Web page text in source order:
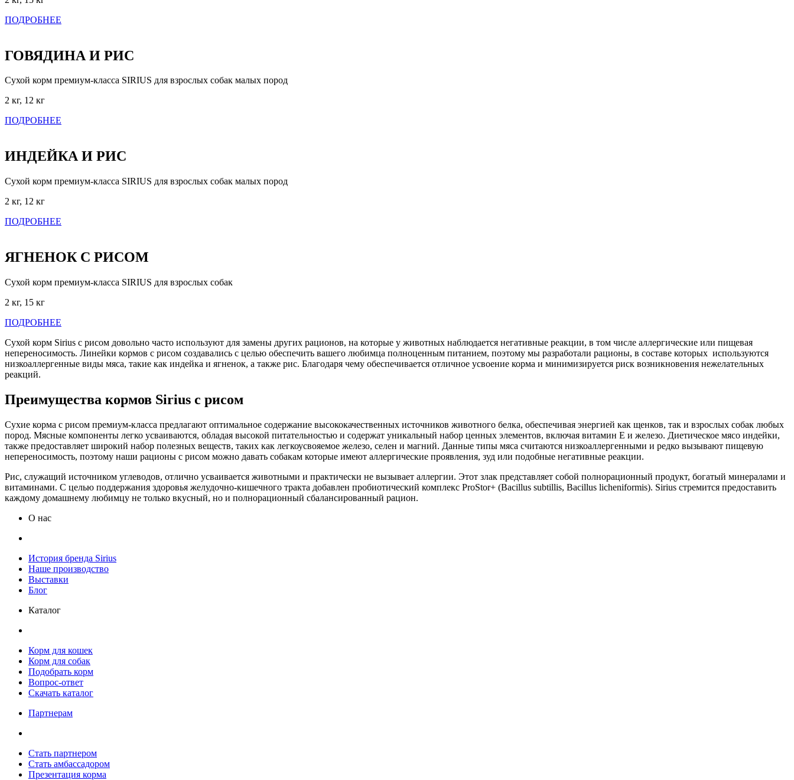
ПОДРОБНЕЕ
ГОВЯДИНА И РИС
Сухой корм премиум-класса SIRIUS для взрослых собак малых пород
2 кг, 12 кг
ПОДРОБНЕЕ
ИНДЕЙКА И РИС
Сухой корм премиум-класса SIRIUS для взрослых собак малых пород
2 кг, 12 кг
ПОДРОБНЕЕ
ЯГНЕНОК С РИСОМ
Сухой корм премиум-класса SIRIUS для взрослых собак
2 кг, 15 кг
ПОДРОБНЕЕ
Сухой корм Sirius с рисом довольно часто используют для замены других рационов, на которые у животных наблюдается негативные реакции, в том числе аллергические или пищевая
непереносимость. Линейки кормов с рисом создавались с целью обеспечить вашего любимца полноценным питанием, поэтому мы разработали рационы, в составе которых используются
низкоаллергенные виды мяса, такие как индейка и ягненок, а также рис. Благодаря чему обеспечивается отличное усвоение корма и минимизируется риск возникновения нежелательных
реакций.
Преимущества кормов Sirius с рисом
Сухие корма с рисом премиум-класса предлагают оптимальное содержание высококачественных источников животного белка, обеспечивая энергией как щенков, так и взрослых собак любых
пород. Мясные компоненты легко усваиваются, обладая высокой питательностью и содержат уникальный набор ценных элементов, включая витамин E и железо. Диетическое мясо индейки,
также предоставляет широкий набор полезных веществ, таких как легкоусвояемое железо, селен и магний. Данные типы мяса считаются низкоаллергенными и редко вызывают пищевую
непереносимость, поэтому наши рационы с рисом можно давать собакам которые имеют аллергические проявления, зуд или подобные негативные реакции.
Рис, служащий источником углеводов, отлично усваивается животными и практически не вызывает аллергии. Этот злак представляет собой полнорационный продукт, богатый минералами и
витаминами. С целью поддержания здоровья желудочно-кишечного тракта добавлен пробиотический комплекс ProStor+ (Bacillus subtillis, Bacillus licheniformis). Sirius стремится предоставить
каждому домашнему любимцу не только вкусный, но и полнорационный сбалансированный рацион.
О нас
История бренда Sirius
Наше производство
Выставки
Блог
Каталог
Корм для кошек
Корм для собак
Подобрать корм
Вопрос-ответ
Скачать каталог
Партнерам
Стать партнером
Стать амбассадором
Презентация корма